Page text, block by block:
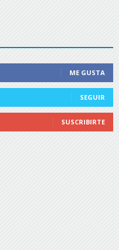
ME GUSTA
SEGUIR
SUSCRIBIRTE